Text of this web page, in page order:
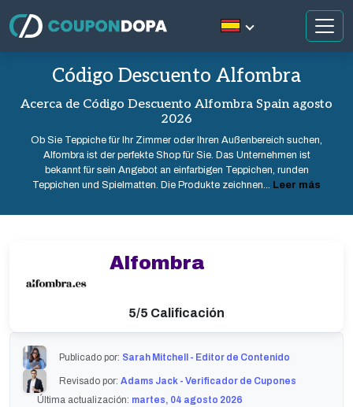
Código Descuento Alfombra
Acerca de Código Descuento Alfombra Spain agosto
2026
Ob Sie Teppiche für Ihr Zimmer oder Ihren Außenbereich suchen,
Alfombra ist der perfekte Shop für Sie. Das Unternehmen ist
bekannt für sein Angebot an einfarbigen Teppichen, runden
Teppichen und Spielmatten. Die Produkte zeichnen... Leer más
Publicado por: Sarah Mitchell - Editor de Contenido
Revisado por: Adams Jack - Verificador de Cupones
Última actualización: martes, 04 agosto 2026
Alfombra
5/5 Calificación